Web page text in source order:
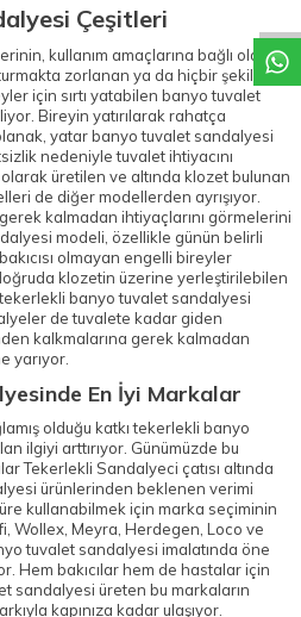
Çeşitleri
kullanım amaçlarına bağlı olarak
zorlanan ya da hiçbir şekilde
için sırtı yatabilen banyo tuvalet
Bireyin yatırılarak rahatça
yatar banyo tuvalet sandalyesi
nedeniyle tuvalet ihtiyacını
üretilen ve altında klozet bulunan
de diğer modellerden ayrışıyor.
kalmadan ihtiyaçlarını görmelerini
modeli, özellikle günün belirli
olmayan engelli bireyler
klozetin üzerine yerleştirilebilen
banyo tuvalet sandalyesi
de tuvalete kadar giden
kalkmalarına gerek kalmadan
yarıyor.
En İyi Markalar
olduğu katkı tekerlekli banyo
ilgiyi arttırıyor. Günümüzde bu
Tekerlekli Sandalyeci çatısı altında
ürünlerinden beklenen verimi
kullanabilmek için marka seçiminin
Wollex, Meyra, Herdegen, Loco ve
tuvalet sandalyesi imalatında öne
Hem bakıcılar hem de hastalar için
sandalyesi üreten bu markaların
kapınıza kadar ulaşıyor.